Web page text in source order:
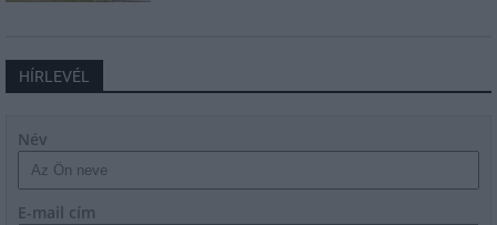
HÍRLEVÉL
Név
E-mail cím